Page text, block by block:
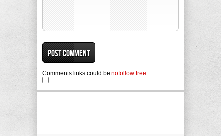
Comments links could be nofollow free.